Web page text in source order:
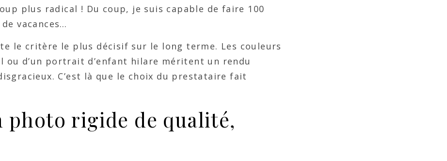
plus radical ! Du coup, je suis capable de faire 100
vacances…
le critère le plus décisif sur le long terme. Les couleurs
ou d’un portrait d’enfant hilare méritent un rendu
C’est là que le choix du prestataire fait
photo rigide de qualité,